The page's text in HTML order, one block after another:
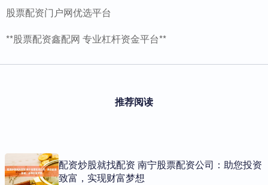
股票配资门户网优选平台
**股票配资鑫配网 专业杠杆资金平台**
推荐阅读
配资炒股就找配资 南宁股票配资公司：助您投资
致富，实现财富梦想